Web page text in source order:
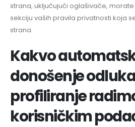
strana, uključujući oglašivače,
sekciju vaših pravila privatnosti koja
strana.
Kakvo
donošenje
profiliranje
korisničkim